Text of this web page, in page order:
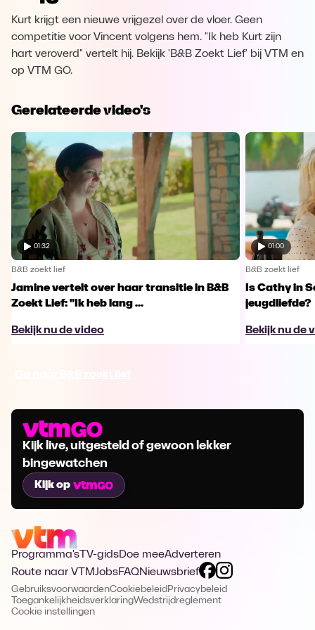
Kurt krijgt een nieuwe vrijgezel over de vloer. Geen
competitie voor Vincent volgens hem. "Ik heb Kurt zijn
hart veroverd" vertelt hij. Bekijk 'B&B Zoekt Lief' bij VTM en
op VTM GO.
Gerelateerde video's
01:32
B&B zoekt lief
Jamine vertelt over haar transitie in B&B
Zoekt Lief: "Ik heb lang ...
Bekijk nu de video
01:00
B&B zoekt lief
Is Cathy in
jeugdliefde?
Bekijk nu de
Kijk live, uitgesteld of gewoon lekker
bingewatchen
Kijk op
Programma's TV-gidsDoe meeAdverteren
Route naar VTMJobsFAQNieuwsbrief
GebruiksvoorwaardenCookiebeleid Privacybeleid
ToegankelijkheidsverklaringWedstrijdreglement
Cookie instellingen